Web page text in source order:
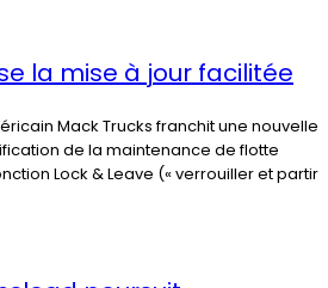
la mise à jour facilitée
Mack Trucks franchit une nouvelle
de la maintenance de flotte
Lock & Leave (« verrouiller et partir